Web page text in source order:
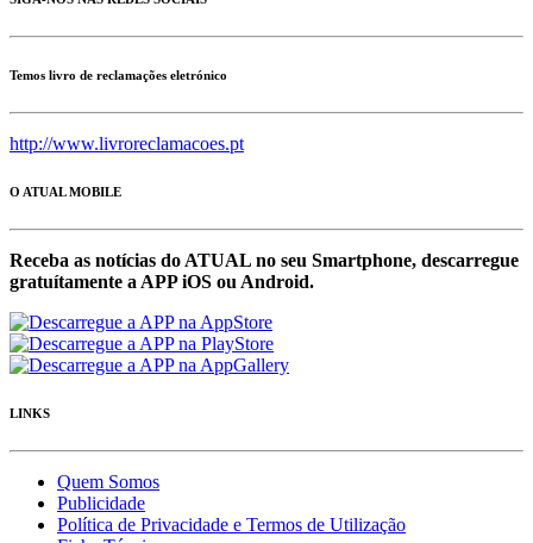
Temos livro de reclamações eletrónico
http://www.livroreclamacoes.pt
O ATUAL MOBILE
Receba as notícias do ATUAL no seu Smartphone, descarregue
gratuítamente a APP iOS ou Android.
LINKS
Quem Somos
Publicidade
Política de Privacidade e Termos de Utilização